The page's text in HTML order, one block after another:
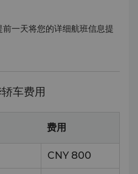
一天将您的详细航班信息提
车费用
费用
CNY 800